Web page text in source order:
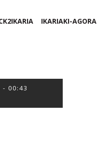
IKARIAKI-
00:43